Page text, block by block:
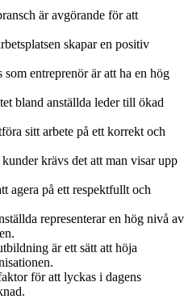
är avgörande för att
skapar en positiv
entreprenör är att ha en hög
bland anställda leder till ökad
sitt arbete på ett korrekt och
krävs det att man visar upp
agera på ett respektfullt och
representerar en hög nivå av
är ett sätt att höja
för att lyckas i dagens